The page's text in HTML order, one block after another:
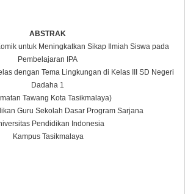
ABSTRAK
untuk Meningkatkan Sikap Ilmiah Siswa pada
Pembelajaran IPA
dengan Tema Lingkungan di Kelas III SD Negeri
Dadaha 1
Tawang Kota Tasikmalaya)
Guru Sekolah Dasar Program Sarjana
Pendidikan Indonesia
Kampus Tasikmalaya